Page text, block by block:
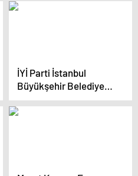
Buluştu
İYİ Parti İstanbul
Büyükşehir Belediye
Başkan Adayı Buğra
Kavuncu, CHP’ye